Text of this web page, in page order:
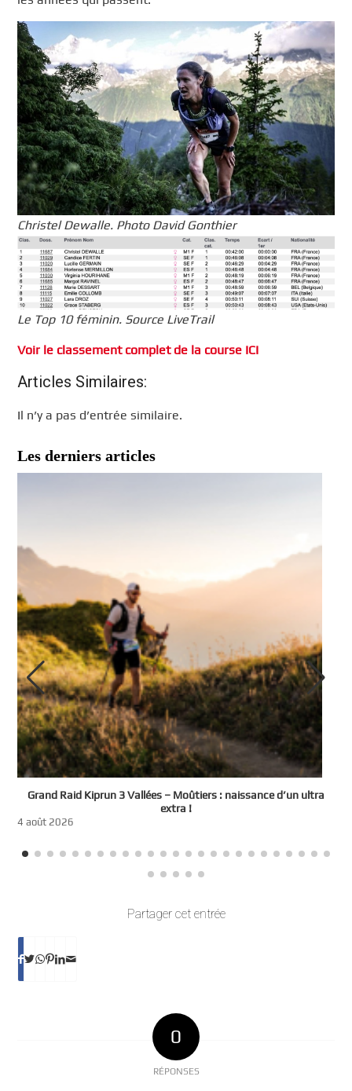
Christel Dewalle. Photo David Gonthier
Le Top 10 féminin. Source LiveTrail
Voir le classement complet de la course ICI
Articles Similaires:
Il n’y a pas d’entrée similaire.
Les derniers articles
Grand Raid Kiprun 3 Vallées – Moûtiers : naissance d’un ultra
extra !
4 août 2026
Partager cet entrée
0
RÉPONSES